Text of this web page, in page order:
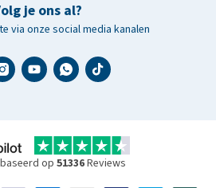
je ons al?
via onze social media kanalen
op 51336Reviews